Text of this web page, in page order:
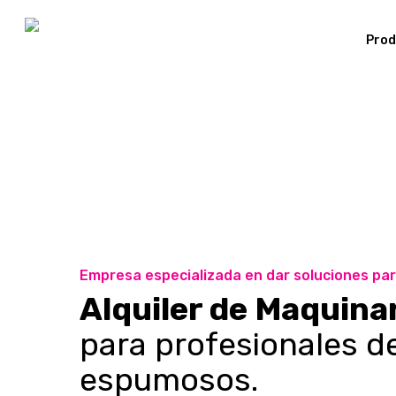
Empresa especializada en dar soluciones
Alquiler de
para profesionales
espumosos.